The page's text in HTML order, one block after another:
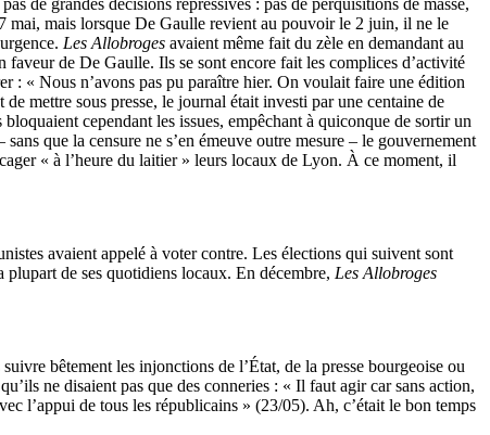
mai, mais lorsque De Gaulle revient au pouvoir le 2 juin, il ne le
Les Allobroges avaient même fait du zèle en demandant au
de De Gaulle. Ils se sont encore fait les complices d’activité
: « Nous n’avons pas pu paraître hier. On voulait faire une édition
mettre sous presse, le journal était investi par une centaine de
cependant les issues, empêchant à quiconque de sortir un
que la censure ne s’en émeuve outre mesure – le gouvernement
« à l’heure du laitier » leurs locaux de Lyon. À ce moment, il
avaient appelé à voter contre. Les élections qui suivent sont
de ses quotidiens locaux. En décembre, Les Allobroges
bêtement les injonctions de l’État, de la presse bourgeoise ou
ne disaient pas que des conneries : « Il faut agir car sans action,
l’appui de tous les républicains » (23/05). Ah, c’était le bon temps